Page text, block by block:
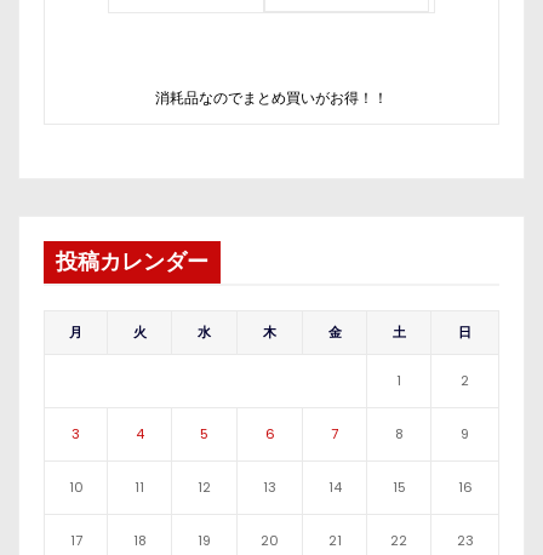
消耗品なのでまとめ買いがお得！！
投稿カレンダー
月 火 水 木 金 土 日
1 2
3 4 5 6 7 8 9
10 11 12 13 14 15 16
17 18 19 20 21 22 23